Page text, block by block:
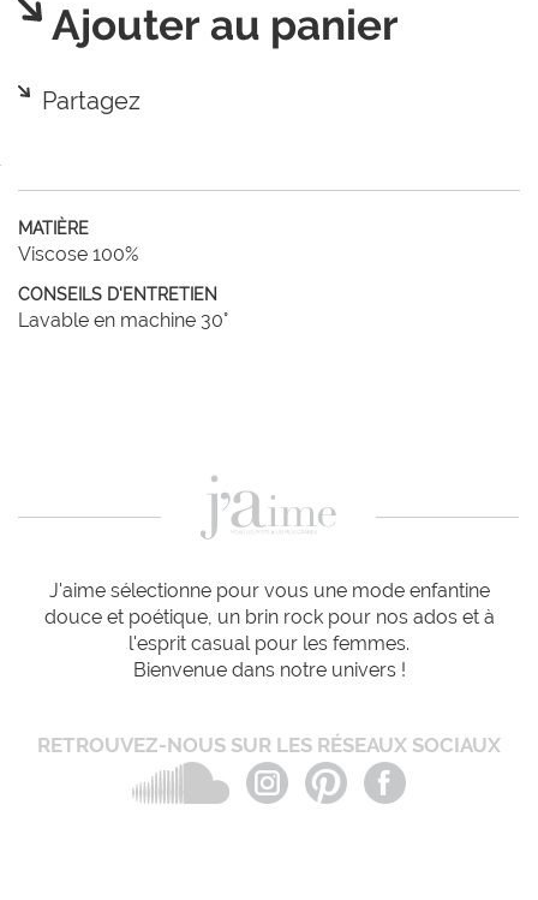
Ajouter au panier
Partagez
MATIÈRE
Viscose 100%
CONSEILS D'ENTRETIEN
Lavable en machine 30°
J'aime sélectionne pour vous une mode enfantine
douce et poétique, un brin rock pour nos ados et à
l'esprit casual pour les femmes.
Bienvenue dans notre univers !
RETROUVEZ-NOUS SUR LES RÉSEAUX SOCIAUX